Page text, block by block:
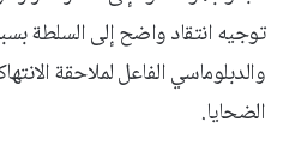
توجيه انتقاد واضح إلى السلطة
والدبلوماسي الفاعل لملاحقة
الضحايا.